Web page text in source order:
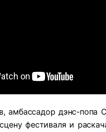
амбассадор дэнс-попа
фестиваля и